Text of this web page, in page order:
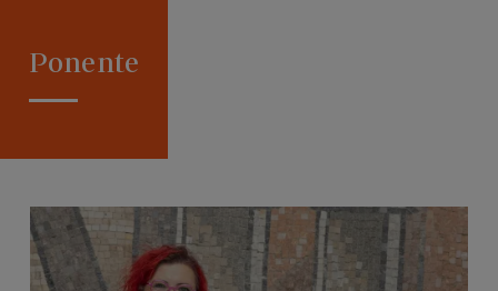
Ponente